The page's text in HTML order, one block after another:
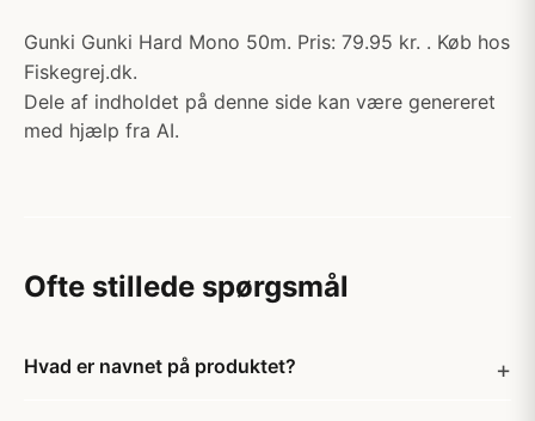
Gunki Gunki Hard Mono 50m. Pris: 79.95 kr. . Køb hos
Fiskegrej.dk.
Dele af indholdet på denne side kan være genereret
med hjælp fra AI.
Ofte stillede spørgsmål
Hvad er navnet på produktet?